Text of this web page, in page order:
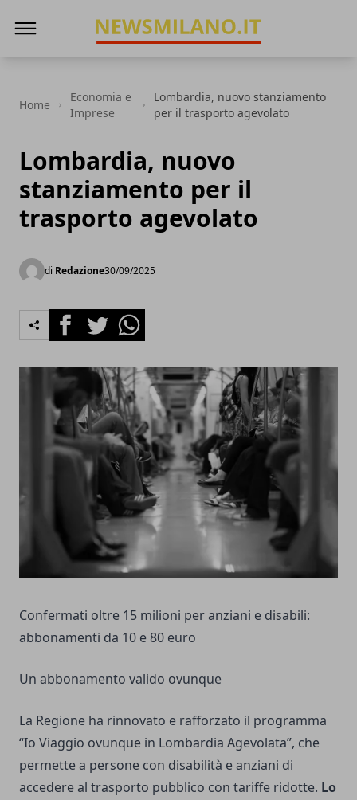
Home
Economia e
Imprese
Lombardia, nuovo stanziamento
per il trasporto agevolato
Lombardia, nuovo
stanziamento per il
trasporto agevolato
di Redazione30/09/2025
FacebookTwitterWhatsapp
Confermati oltre 15 milioni per anziani e disabili:
abbonamenti da 10 e 80 euro
Un abbonamento valido ovunque
La Regione ha rinnovato e rafforzato il programma
“Io Viaggio ovunque in Lombardia Agevolata”, che
permette a persone con disabilità e anziani di
accedere al trasporto pubblico con tariffe ridotte. Lo